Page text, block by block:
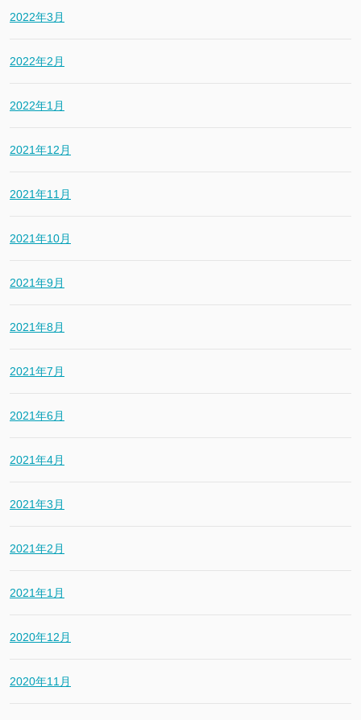
2022年3月
2022年2月
2022年1月
2021年12月
2021年11月
2021年10月
2021年9月
2021年8月
2021年7月
2021年6月
2021年4月
2021年3月
2021年2月
2021年1月
2020年12月
2020年11月